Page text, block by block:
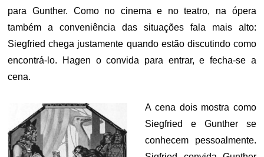
para Gunther. Como no cinema e no teatro, na ópera
também a conveniência das situações fala mais alto:
Siegfried chega justamente quando estão discutindo como
encontrá-lo. Hagen o convida para entrar, e fecha-se a
cena.
A cena dois mostra como
Siegfried e Gunther se
conhecem pessoalmente.